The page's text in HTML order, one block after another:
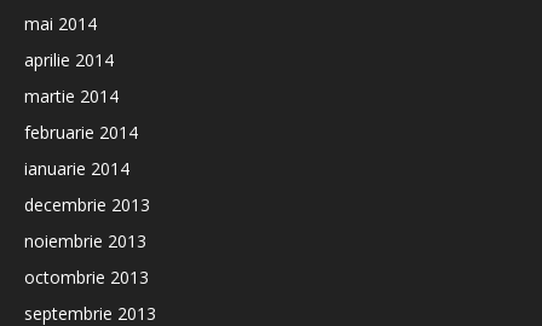
mai 2014
aprilie 2014
martie 2014
februarie 2014
ianuarie 2014
decembrie 2013
noiembrie 2013
octombrie 2013
septembrie 2013